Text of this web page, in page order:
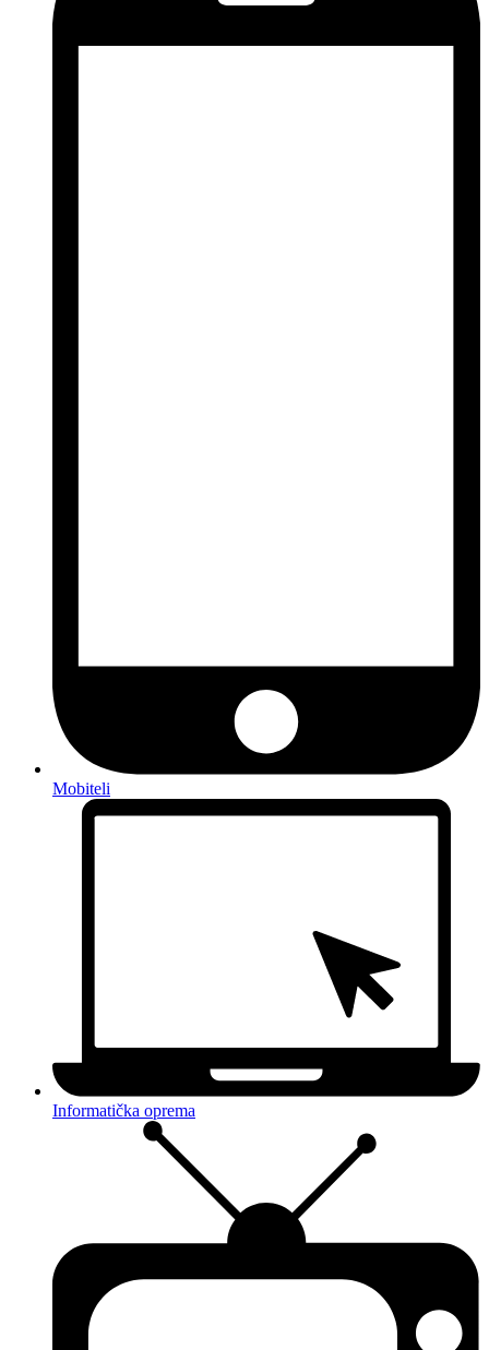
Mobiteli
Informatička oprema